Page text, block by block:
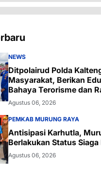
NEWS
Ditpolairud Polda
Masyarakat, Berikan
Bahaya Terorisme dan
Agustus 06, 2026
PEMKAB MURUNG RAYA
Antisipasi Karhutla,
Berlakukan Status
Agustus 06, 2026